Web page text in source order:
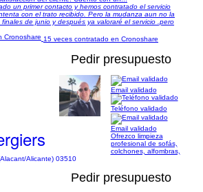
un primer contacto y hemos contratado el servicio
con el trato recibido. Pero la mudanza aun no la
de junio y después ya valoraré el servicio .pero
15 veces contratado en Cronoshare
Pedir presupuesto
Alicante) 03510
Email validado
Teléfono validado
Pedir presupuesto
Email validado
Ofrezco limpieza
profesional de sofás,
colchones, alfombras,